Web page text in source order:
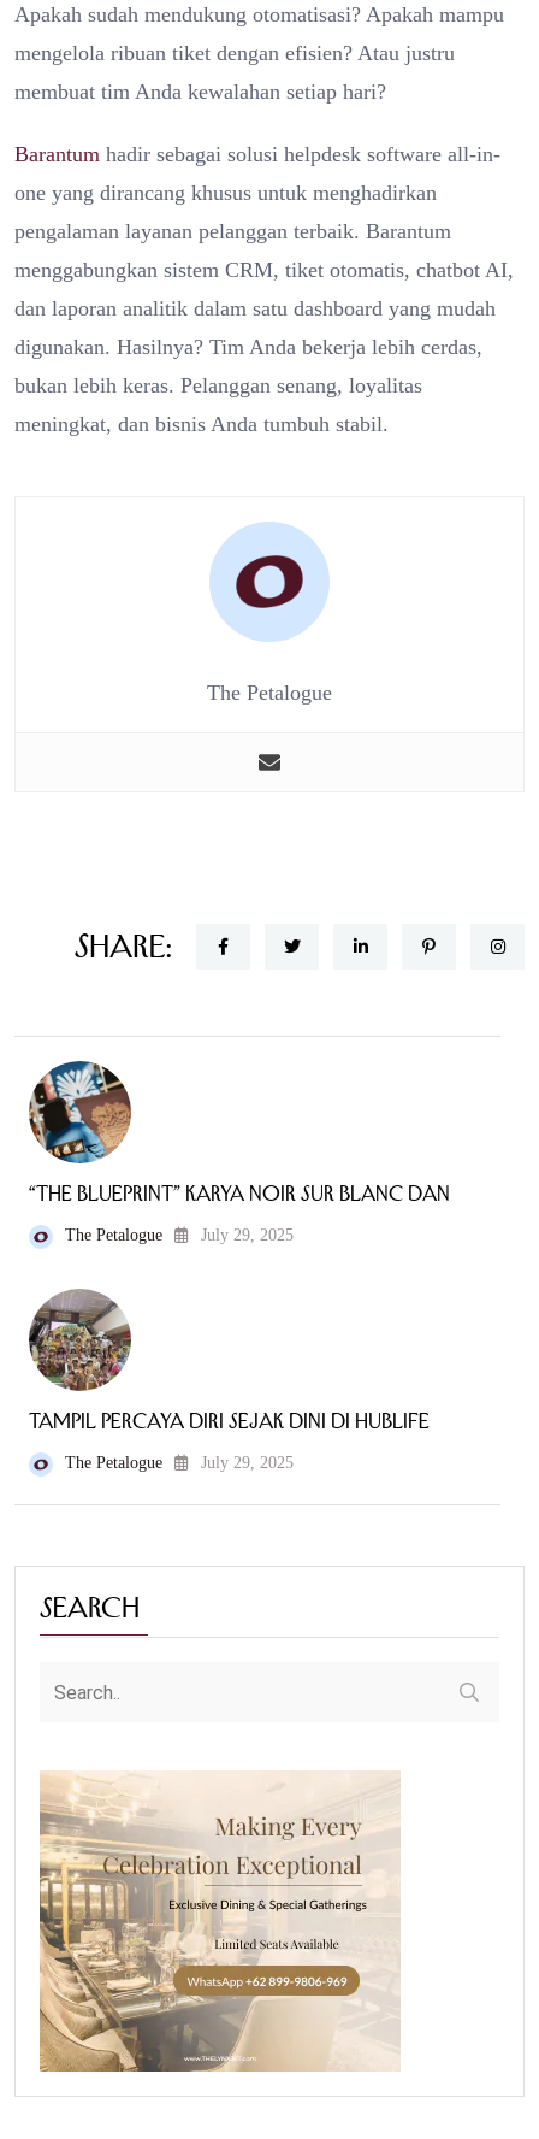
Apakah sudah mendukung otomatisasi? Apakah mampu
mengelola ribuan tiket dengan efisien? Atau justru
membuat tim Anda kewalahan setiap hari?
Barantum hadir sebagai solusi helpdesk software all-in-
one yang dirancang khusus untuk menghadirkan
pengalaman layanan pelanggan terbaik. Barantum
menggabungkan sistem CRM, tiket otomatis, chatbot AI,
dan laporan analitik dalam satu dashboard yang mudah
digunakan. Hasilnya? Tim Anda bekerja lebih cerdas,
bukan lebih keras. Pelanggan senang, loyalitas
meningkat, dan bisnis Anda tumbuh stabil.
The Petalogue
Share:
“The Blueprint” Karya Noir Sur Blanc dan
The Petalogue July 29, 2025
Tampil Percaya Diri Sejak Dini di Hublife
The Petalogue July 29, 2025
Search